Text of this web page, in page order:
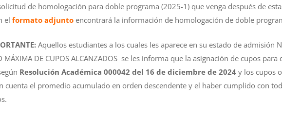
de homologación para doble programa (2025-1) que venga después de
elformato adjunto encontrará la información de homologación de doble
Aquellos estudiantes a los cuales les aparece en su estado de admisión
MÁXIMA DE CUPOS ALCANZADOS se les informa que la asignación de cupos
Resolución Académica 000042 del 16 de diciembre de 2024 y los cupos
cuenta el promedio acumulado en orden descendente y el haber cumplido con